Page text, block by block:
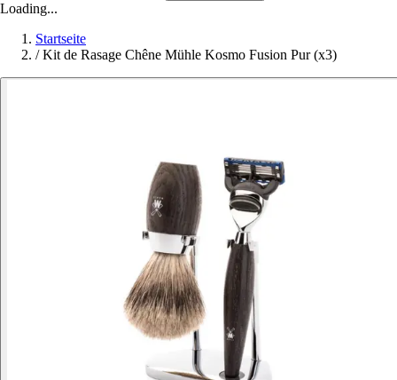
Loading...
Startseite
/ Kit de Rasage Chêne Mühle Kosmo Fusion Pur (x3)